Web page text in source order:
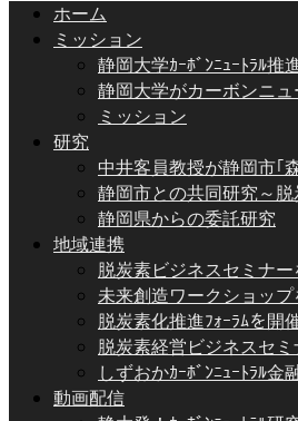
ホーム
ミッション
静岡大学ｶｰﾎﾞﾝﾆｭｰﾄﾗﾙ
静岡大学がカーボンニ
ミッション
研究
中井客員教授が静岡市｢
静岡市との共同研究～脱
静岡県からの委託研究
地域連携
脱炭素ビジネスセミナ
未来創造ワークショッ
脱炭素化推進ﾌｫｰﾗﾑを開
脱炭素経営ビジネスセ
しずおかｶｰﾎﾞﾝﾆｭｰﾄﾗﾙ金
動画配信